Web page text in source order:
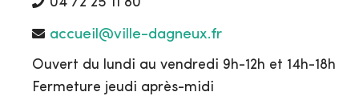
accueil@ville-dagneux.fr
Ouvert du lundi au vendredi 9h-12h et 14h-18h
Fermeture jeudi après-midi